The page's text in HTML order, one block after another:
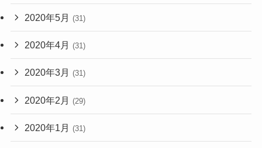
2020年5月 (31)
2020年4月 (31)
2020年3月 (31)
2020年2月 (29)
2020年1月 (31)